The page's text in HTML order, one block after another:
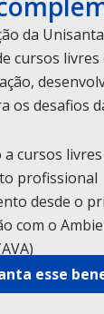
da
cursos livres
os desafios
cursos
profissional
desde o
com o
esse